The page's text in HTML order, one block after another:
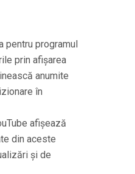
pentru programul
prin afișarea
anumite
în
afișează
din aceste
și de